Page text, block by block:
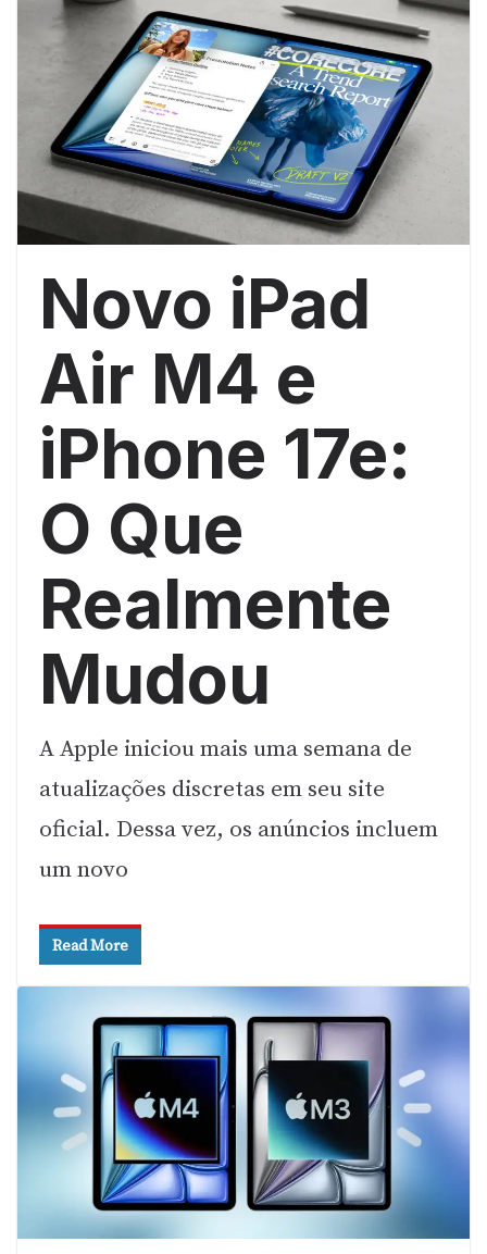
Novo iPad
Air M4 e
iPhone 17e:
O Que
Realmente
Mudou
A Apple iniciou mais uma semana de
atualizações discretas em seu site
oficial. Dessa vez, os anúncios incluem
um novo
Read More